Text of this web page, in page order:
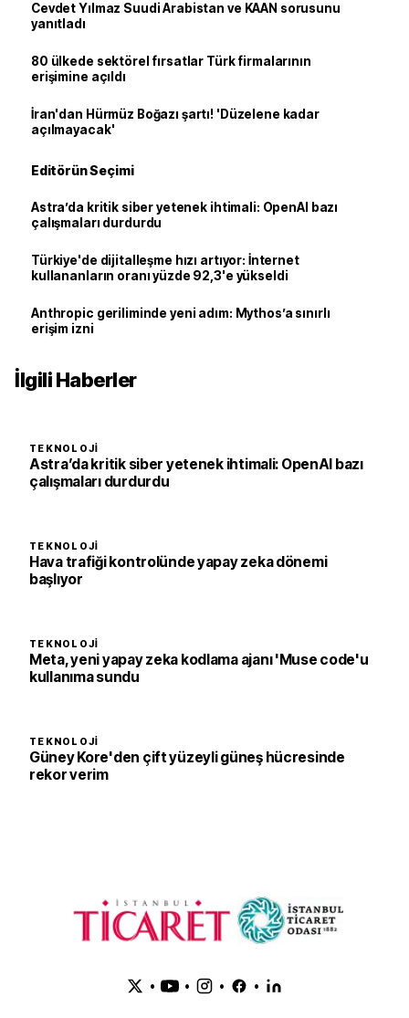
Cevdet Yılmaz Suudi Arabistan ve KAAN sorusunu
yanıtladı
80 ülkede sektörel fırsatlar Türk firmalarının
erişimine açıldı
İran'dan Hürmüz Boğazı şartı! 'Düzelene kadar
açılmayacak'
Editörün Seçimi
Astra’da kritik siber yetenek ihtimali: OpenAI bazı
çalışmaları durdurdu
Türkiye'de dijitalleşme hızı artıyor: İnternet
kullananların oranı yüzde 92,3'e yükseldi
Anthropic geriliminde yeni adım: Mythos’a sınırlı
erişim izni
İlgili Haberler
TEKNOLOJI
Astra’da kritik siber yetenek ihtimali: OpenAI bazı
çalışmaları durdurdu
TEKNOLOJI
Hava trafiği kontrolünde yapay zeka dönemi
başlıyor
TEKNOLOJI
Meta, yeni yapay zeka kodlama ajanı 'Muse code'u
kullanıma sundu
TEKNOLOJI
Güney Kore'den çift yüzeyli güneş hücresinde
rekor verim
• • • •